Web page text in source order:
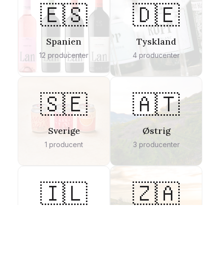
🇪🇸
Spanien
12 producenter
🇩🇪
Tyskland
4 producenter
🇸🇪
Sverige
1 producent
🇦🇹
Østrig
3 producenter
🇮🇱 🇿🇦